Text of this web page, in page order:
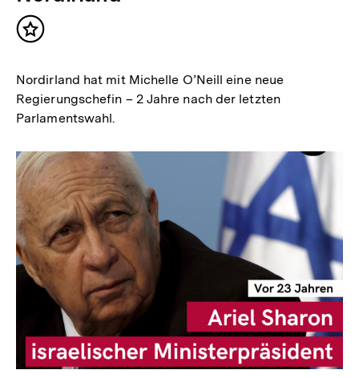
Inhalt
Nordirland hat mit Michelle O’Neill eine neue
Regierungschefin – 2 Jahre nach der letzten
Parlamentswahl.